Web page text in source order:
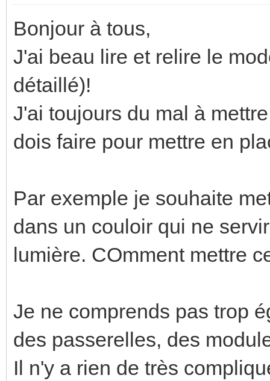
Bonjour à tous,
J'ai beau lire et relire le
détaillé)!
J'ai toujours du mal à
dois faire pour mettre en
Par exemple je souhaite
dans un couloir qui ne
lumière. COmment mettre
Je ne comprends pas trop
des passerelles, des
Il n'y a rien de très